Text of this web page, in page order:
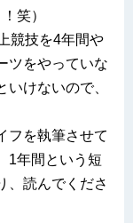
笑）
競技を4年間や
ツをやっていな
けないので、
フを執筆させて
1年間という短
、読んでくださ